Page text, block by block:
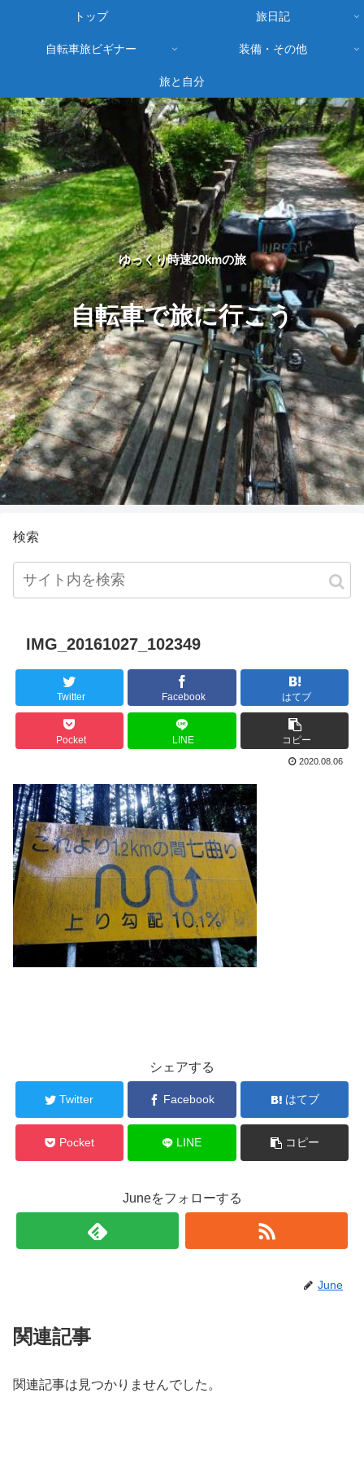
ゆっくり時速20kmの旅
自転車で旅に行こう
トップ 旅日記
自転車旅ビギナー 装備・その他
旅と自分
検索
IMG_20161027_102349
Twitter Facebook はてブ
Pocket LINE コピー
2020.08.06
シェアする
Twitter Facebook はてブ
Pocket LINE コピー
Juneをフォローする
June
関連記事
関連記事は見つかりませんでした。